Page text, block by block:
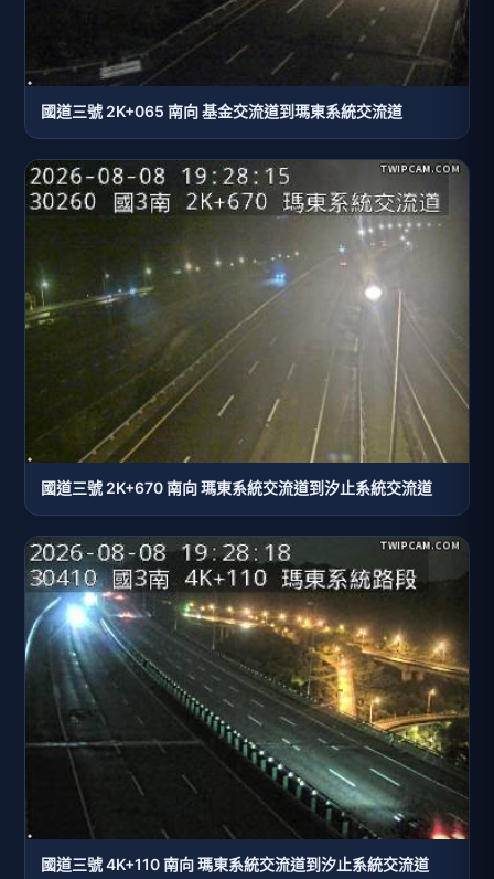
國道三號 2K+065 南向 基金交流道到瑪東系統交流道
國道三號 2K+670 南向 瑪東系統交流道到汐止系統交流道
國道三號 4K+110 南向 瑪東系統交流道到汐止系統交流道